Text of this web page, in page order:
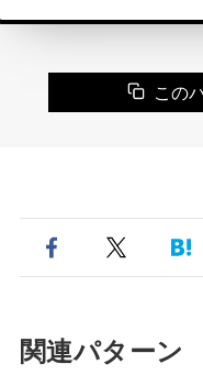
この
関連パターン